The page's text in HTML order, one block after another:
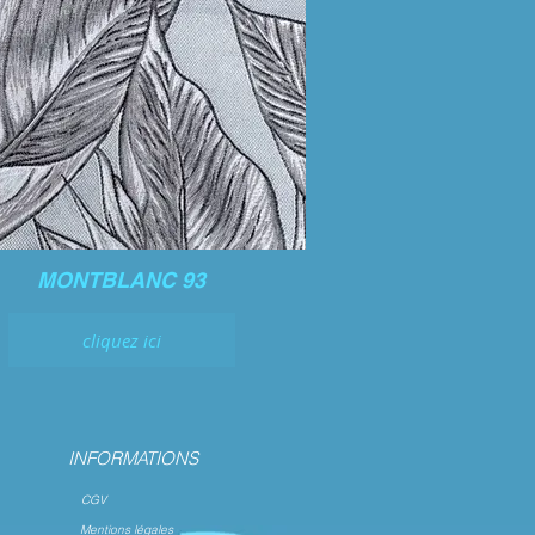
MONTBLANC 93
cliquez ici
INFORMATIONS
CGV
Mentions légales